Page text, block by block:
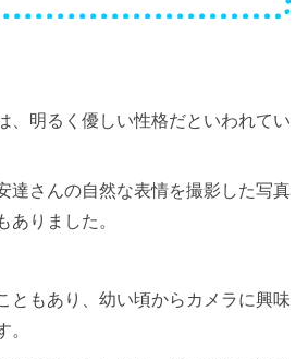
、明るく優しい性格だといわれてい
達さんの自然な表情を撮影した写真
ありました。
ともあり、幼い頃からカメラに興味
。